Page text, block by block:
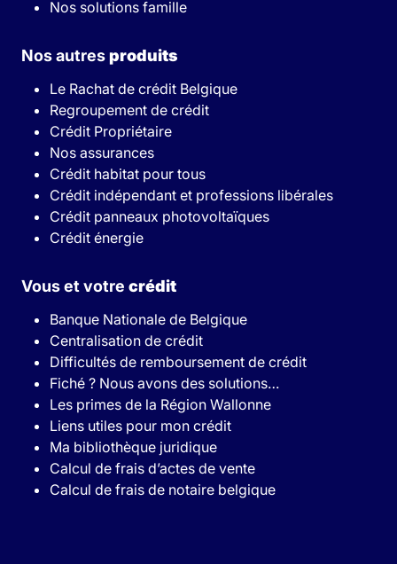
Nos solutions famille
Nos autresproduits
Le Rachat de crédit Belgique
Regroupement de crédit
Crédit Propriétaire
Nos assurances
Crédit habitat pour tous
Crédit indépendant et professions libérales
Crédit panneaux photovoltaïques
Crédit énergie
Vous et votre crédit
Banque Nationale de Belgique
Centralisation de crédit
Difficultés de remboursement de crédit
Fiché ? Nous avons des solutions…
Les primes de la Région Wallonne
Liens utiles pour mon crédit
Ma bibliothèque juridique
Calcul de frais d’actes de vente
Calcul de frais de notaire belgique